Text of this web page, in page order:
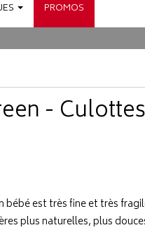
PROMOS
-
bébé est très fine et très
plus naturelles, plus